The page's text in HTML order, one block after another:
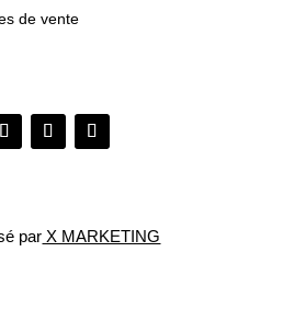
de vente
par X MARKETING